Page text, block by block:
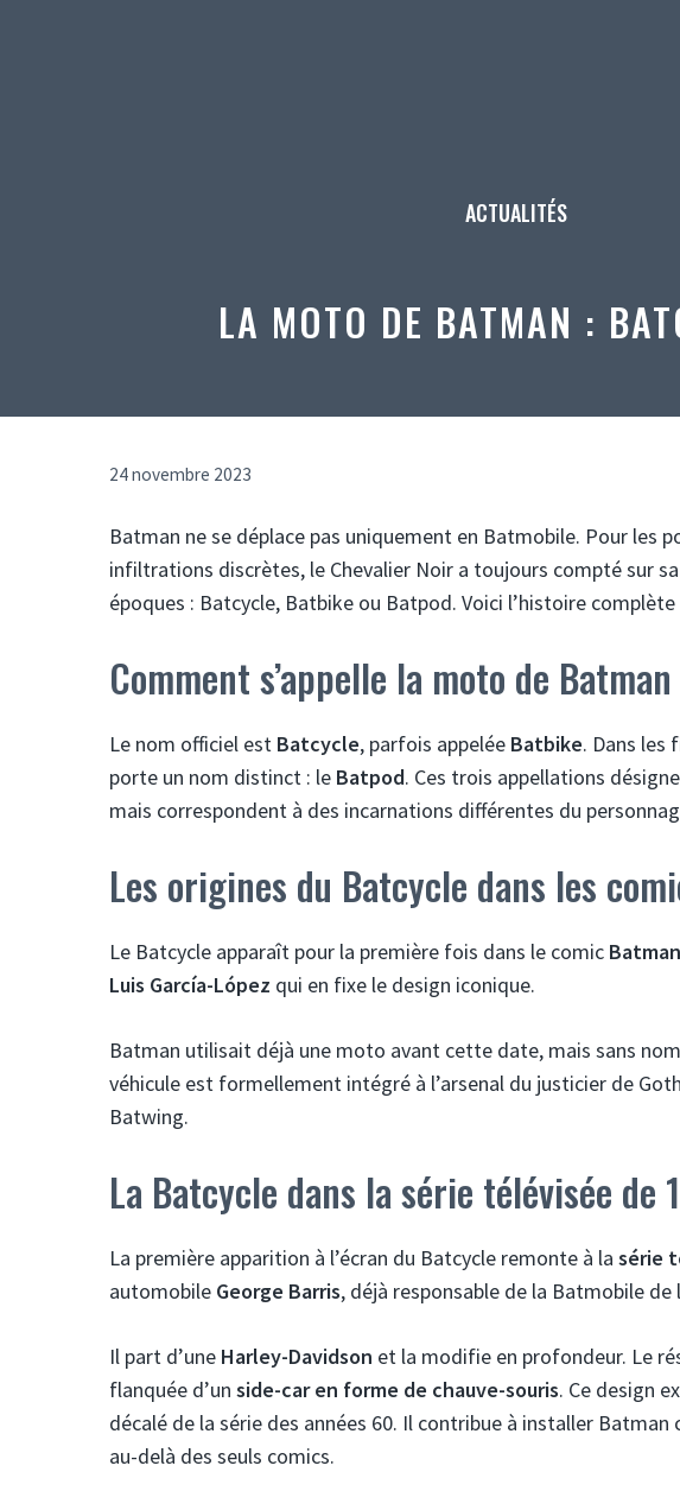
ACTUALITÉS
LA MOTO DE BATMAN :
24 novembre 2023
Batman ne se déplace pas uniquement en Batmobile. Pour les
infiltrations discrètes, le Chevalier Noir a toujours compté sur
époques : Batcycle, Batbike ou Batpod. Voici l’histoire
Comment s’appelle la moto de
Le nom officiel est Batcycle, parfois appelée Batbike. Dans les
porte un nom distinct : le Batpod. Ces trois appellations
mais correspondent à des incarnations différentes du
Les origines du Batcycle dans les
Le Batcycle apparaît pour la première fois dans le comic
Luis García-López qui en fixe le design iconique.
Batman utilisait déjà une moto avant cette date, mais sans
véhicule est formellement intégré à l’arsenal du justicier de
Batwing.
La Batcycle dans la série télévisée de
La première apparition à l’écran du Batcycle remonte à la série
automobile George Barris, déjà responsable de la Batmobile
Il part d’une Harley-Davidson et la modifie en profondeur. Le
flanquée d’un side-car en forme de chauve-souris. Ce design
décalé de la série des années 60. Il contribue à installer
au-delà des seuls comics.